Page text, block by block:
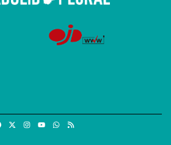
FacebookInstagramWhatsapp